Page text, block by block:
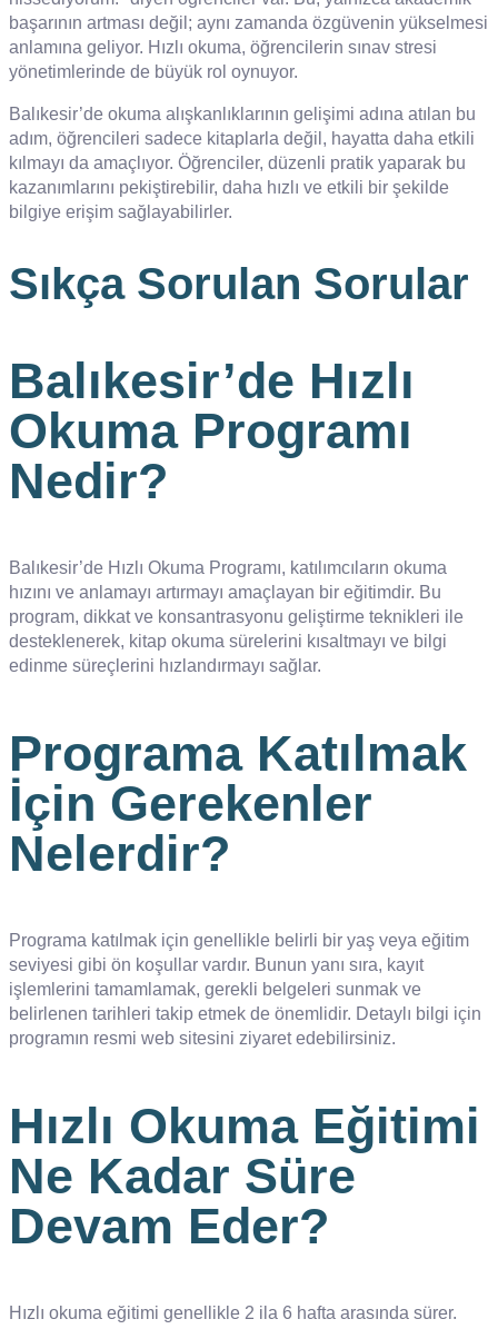
başarının artması değil; aynı zamanda özgüvenin yükselmesi
anlamına geliyor. Hızlı okuma, öğrencilerin sınav stresi
yönetimlerinde de büyük rol oynuyor.
Balıkesir’de okuma alışkanlıklarının gelişimi adına atılan bu
adım, öğrencileri sadece kitaplarla değil, hayatta daha etkili
kılmayı da amaçlıyor. Öğrenciler, düzenli pratik yaparak bu
kazanımlarını pekiştirebilir, daha hızlı ve etkili bir şekilde
bilgiye erişim sağlayabilirler.
Sıkça Sorulan Sorular
Balıkesir’de Hızlı
Okuma Programı
Nedir?
Balıkesir’de Hızlı Okuma Programı, katılımcıların okuma
hızını ve anlamayı artırmayı amaçlayan bir eğitimdir. Bu
program, dikkat ve konsantrasyonu geliştirme teknikleri ile
desteklenerek, kitap okuma sürelerini kısaltmayı ve bilgi
edinme süreçlerini hızlandırmayı sağlar.
Programa Katılmak
İçin Gerekenler
Nelerdir?
Programa katılmak için genellikle belirli bir yaş veya eğitim
seviyesi gibi ön koşullar vardır. Bunun yanı sıra, kayıt
işlemlerini tamamlamak, gerekli belgeleri sunmak ve
belirlenen tarihleri takip etmek de önemlidir. Detaylı bilgi için
programın resmi web sitesini ziyaret edebilirsiniz.
Hızlı Okuma Eğitimi
Ne Kadar Süre
Devam Eder?
Hızlı okuma eğitimi genellikle 2 ila 6 hafta arasında sürer.